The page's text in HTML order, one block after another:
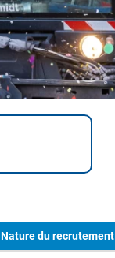
Nature du recrutement